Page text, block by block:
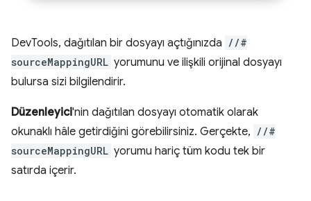
DevTools, dağıtılan bir dosyayı açtığınızda //#
sourceMappingURL yorumunu ve ilişkili orijinal dosyayı
bulursa sizi bilgilendirir.
Düzenleyici'nin dağıtılan dosyayı otomatik olarak
okunaklı hâle getirdiğini görebilirsiniz. Gerçekte, //#
sourceMappingURL yorumu hariç tüm kodu tek bir
satırda içerir.